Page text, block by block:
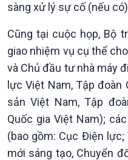
Podcast
sàng xử lý sự cố (nếu
Cũng tại cuộc họp, Bộ
giao nhiệm vụ cụ thể
và Chủ đầu tư nhà máy
lực Việt Nam, Tập đoàn
sản Việt Nam, Tập
Quốc gia Việt Nam);
(bao gồm: Cục Điện lực;
mới sáng tạo, Chuyển